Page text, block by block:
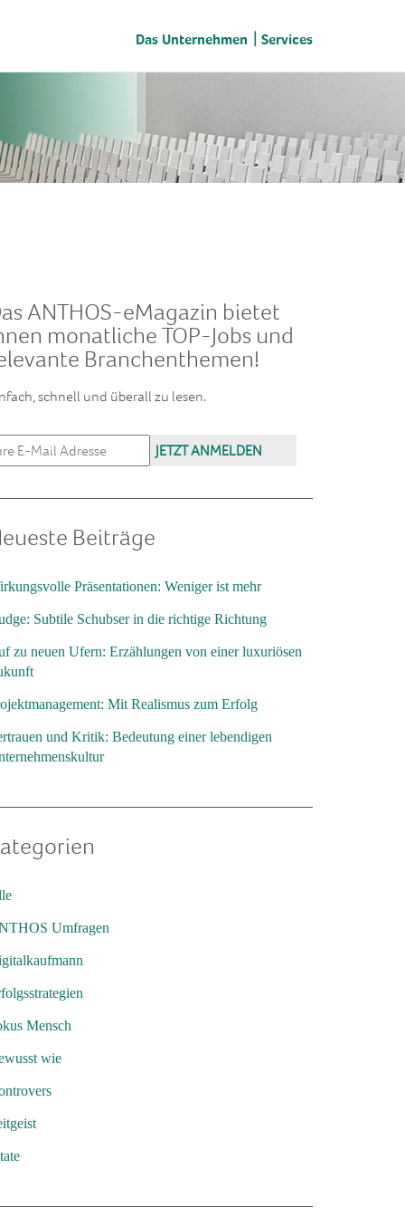
Das Unternehmen Services
ANTHOS-eMagazin bietet
monatliche TOP-Jobs und
Branchenthemen!
schnell und überall zu lesen.
Beiträge
Präsentationen: Weniger ist mehr
Subtile Schubser in die richtige Richtung
zu neuen Ufern: Erzählungen von einer luxuriösen
Mit Realismus zum Erfolg
und Kritik: Bedeutung einer lebendigen
Umfragen
Mensch
wie